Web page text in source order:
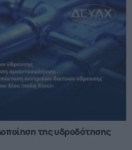
της υδροδότησης